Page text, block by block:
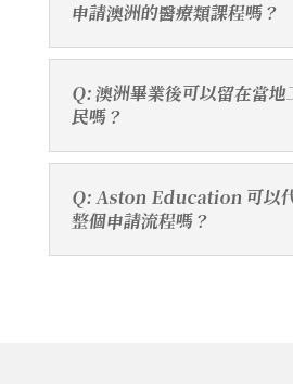
申請澳洲的醫療類課程嗎？
Q: 澳洲畢業後可以留在當地
民嗎？
Q: Aston Education 可以
整個申請流程嗎？